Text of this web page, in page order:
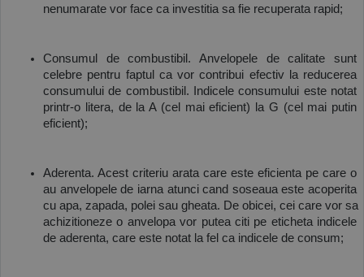
nenumarate vor face ca investitia sa fie recuperata rapid;
Consumul de combustibil. Anvelopele de calitate sunt
celebre pentru faptul ca vor contribui efectiv la reducerea
consumului de combustibil. Indicele consumului este notat
printr-o litera, de la A (cel mai eficient) la G (cel mai putin
eficient);
Aderenta. Acest criteriu arata care este eficienta pe care o
au anvelopele de iarna atunci cand soseaua este acoperita
cu apa, zapada, polei sau gheata. De obicei, cei care vor sa
achizitioneze o anvelopa vor putea citi pe eticheta indicele
de aderenta, care este notat la fel ca indicele de consum;